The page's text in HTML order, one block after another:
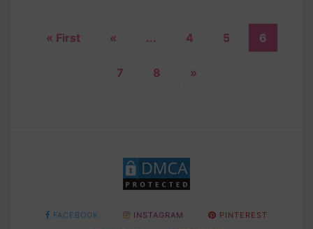
« First « ... 4 5 6
7 8 »
FACEBOOK INSTAGRAM
PINTEREST